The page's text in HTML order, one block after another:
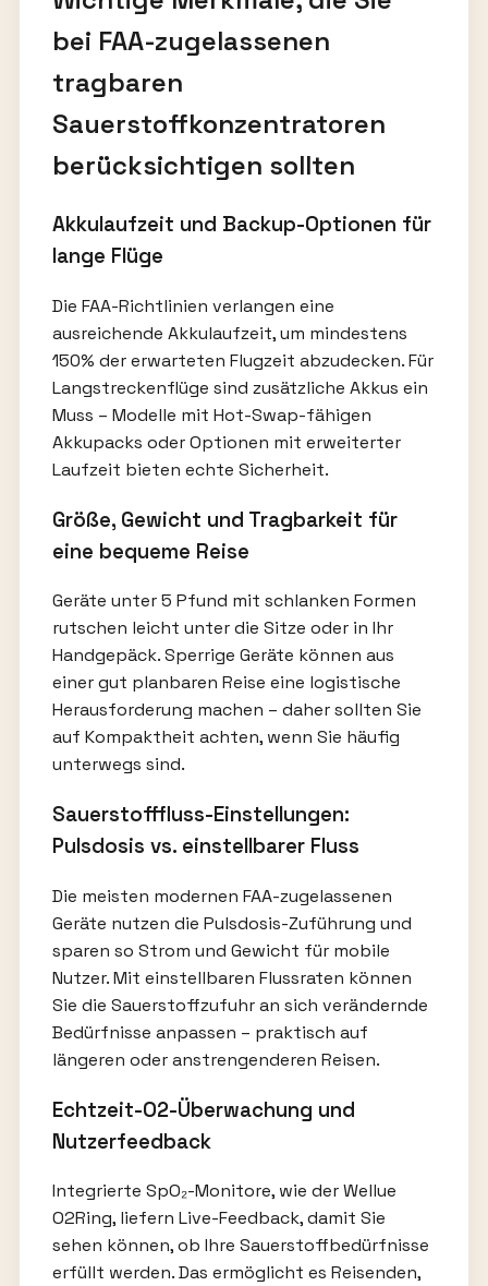
bei FAA-zugelassenen
tragbaren
Sauerstoffkonzentratoren
berücksichtigen sollten
Akkulaufzeit und Backup-Optionen für
lange Flüge
Die FAA-Richtlinien verlangen eine
ausreichende Akkulaufzeit, um mindestens
150% der erwarteten Flugzeit abzudecken. Für
Langstreckenflüge sind zusätzliche Akkus ein
Muss – Modelle mit Hot-Swap-fähigen
Akkupacks oder Optionen mit erweiterter
Laufzeit bieten echte Sicherheit.
Größe, Gewicht und Tragbarkeit für
eine bequeme Reise
Geräte unter 5 Pfund mit schlanken Formen
rutschen leicht unter die Sitze oder in Ihr
Handgepäck. Sperrige Geräte können aus
einer gut planbaren Reise eine logistische
Herausforderung machen – daher sollten Sie
auf Kompaktheit achten, wenn Sie häufig
unterwegs sind.
Sauerstofffluss-Einstellungen:
Pulsdosis vs. einstellbarer Fluss
Die meisten modernen FAA-zugelassenen
Geräte nutzen die Pulsdosis-Zuführung und
sparen so Strom und Gewicht für mobile
Nutzer. Mit einstellbaren Flussraten können
Sie die Sauerstoffzufuhr an sich verändernde
Bedürfnisse anpassen – praktisch auf
längeren oder anstrengenderen Reisen.
Echtzeit-O2-Überwachung und
Nutzerfeedback
Integrierte SpO₂-Monitore, wie der Wellue
O2Ring, liefern Live-Feedback, damit Sie
sehen können, ob Ihre Sauerstoffbedürfnisse
erfüllt werden. Das ermöglicht es Reisenden,